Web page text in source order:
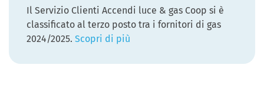
Il Servizio Clienti Accendi luce & gas Coop si è
classificato al terzo posto tra i fornitori di gas
2024/2025. Scopri di più